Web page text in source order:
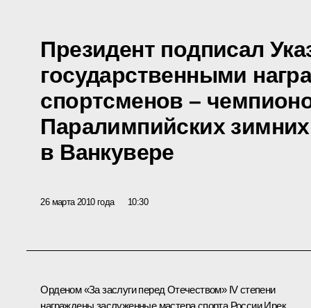
Президент подписал
государственными
спортсменов –
Паралимпийских зимних
в Ванкувере
26 марта 2010 года 10:30
Орденом «За заслуги перед Отечеством»IV степени